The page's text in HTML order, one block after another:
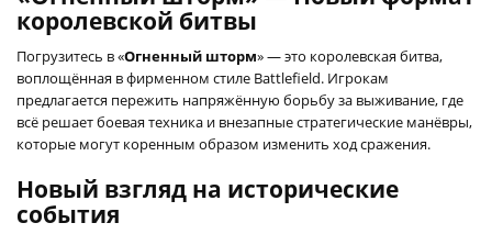
королевской битвы
Погрузитесь в «Огненный шторм» — это королевская битва,
воплощённая в фирменном стиле Battlefield. Игрокам
предлагается пережить напряжённую борьбу за выживание, где
всё решает боевая техника и внезапные стратегические манёвры,
которые могут коренным образом изменить ход сражения.
Новый взгляд на исторические
события